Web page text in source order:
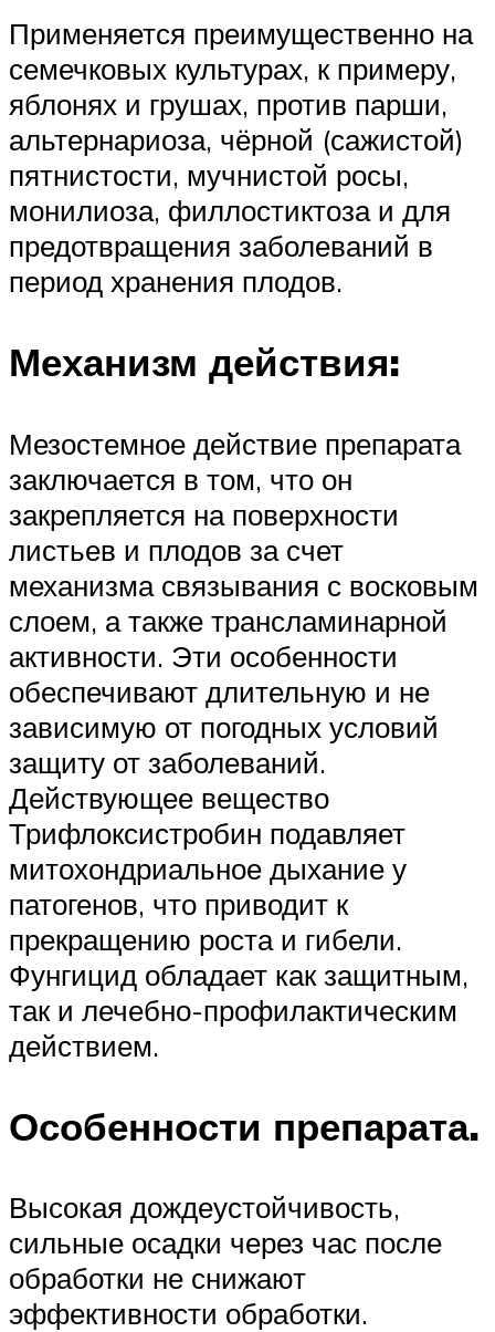
Применяется преимущественно на
семечковых культурах, к примеру,
яблонях и грушах, против парши,
альтернариоза, чёрной (сажистой)
пятнистости, мучнистой росы,
монилиоза, филлостиктоза и для
предотвращения заболеваний в
период хранения плодов.
Механизм действия:
Мезостемное действие препарата
заключается в том, что он
закрепляется на поверхности
листьев и плодов за счет
механизма связывания с восковым
слоем, а также трансламинарной
активности. Эти особенности
обеспечивают длительную и не
зависимую от погодных условий
защиту от заболеваний.
Действующее вещество
Трифлоксистробин подавляет
митохондриальное дыхание у
патогенов, что приводит к
прекращению роста и гибели.
Фунгицид обладает как защитным,
так и лечебно-профилактическим
действием.
Особенности препарата.
Высокая дождеустойчивость,
сильные осадки через час после
обработки не снижают
эффективности обработки.